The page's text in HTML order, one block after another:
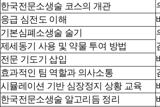
한국전문소생술 코스의 개관
응급 심전도 이해
기본심폐소생술 술기
제세동기 사용 및 약물 투여 방법
전문 기도기 삽입
효과적인 팀 역할과 의사소통
시뮬레이션 기반 심장정지 상황 교육
한국전문소생술 알고리듬 정리